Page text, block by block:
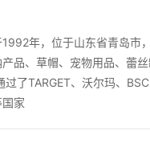
年，位于山东省青岛市
品、草帽、宠物用品、蕾
了TARGET、沃尔玛、
家